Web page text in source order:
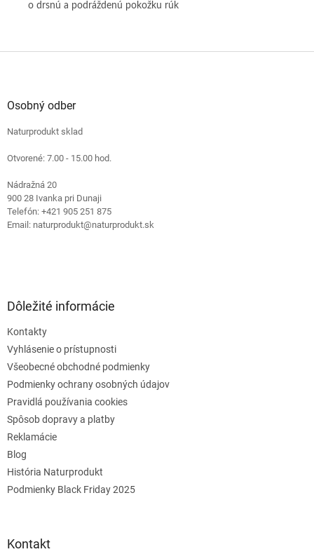
o drsnú a podráždenú pokožku rúk
Osobný odber
Naturprodukt sklad
Otvorené: 7.00 - 15.00 hod.
Nádražná 20
900 28 Ivanka pri Dunaji
Telefón: +421 905 251 875
Email: naturprodukt@naturprodukt.sk
Dôležité informácie
Kontakty
Vyhlásenie o prístupnosti
Všeobecné obchodné podmienky
Podmienky ochrany osobných údajov
Pravidlá používania cookies
Spôsob dopravy a platby
Reklamácie
Blog
História Naturprodukt
Podmienky Black Friday 2025
Kontakt